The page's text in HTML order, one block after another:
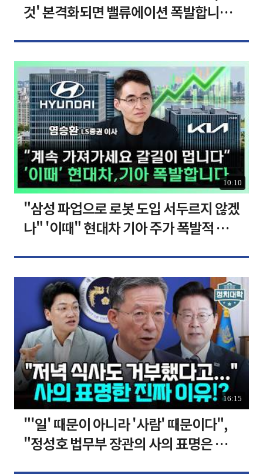
것' 본격화되면 밸류에이션 폭발합니다
10:10
"삼성 파업으로 로봇 도입 서두르지 않겠
나" '이때" 현대차 기아 주가 폭발적 성
16:15
"'일' 때문이 아니라 '사람' 때문이다",
"정성호 법무부 장관의 사의 표명은 이재